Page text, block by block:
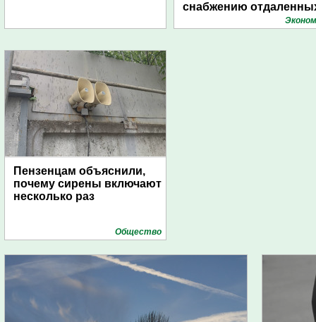
снабжению
поселений с помощью
Пензенцам объяснили,
почему сирены включают
несколько раз
Общество